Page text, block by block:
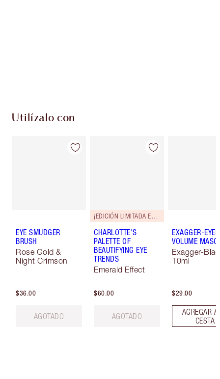
Utilízalo con
EYE SMUDGER
BRUSH
Rose Gold &
Night Crimson
$36.00
AGOTADO
¡EDICIÓN LIMITADA EXCLUSIVA!
CHARLOTTE'S
PALETTE OF
BEAUTIFYING EYE
TRENDS
Emerald Effect
$60.00
AGOTADO
EXAGGER-EYES
VOLUME
Exagger-
10ml
$29.00
AGREGAR
CESTA